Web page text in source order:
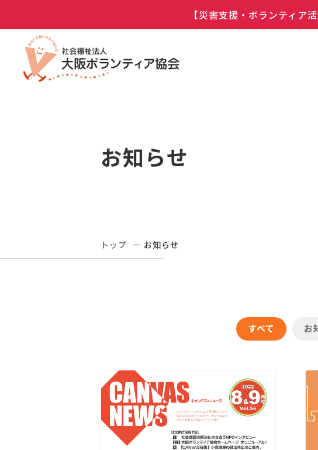
【災害支援・ボランティア
お知らせ
トップ お知らせ
すべて お